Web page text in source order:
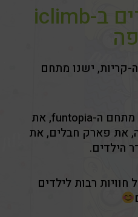
מתחם הילדים ב-iclimb
קריות, ישנו מתחם
מתחם ה-funtopia, את
את פארק חבלים, את
הילדים.
רבות לילדים